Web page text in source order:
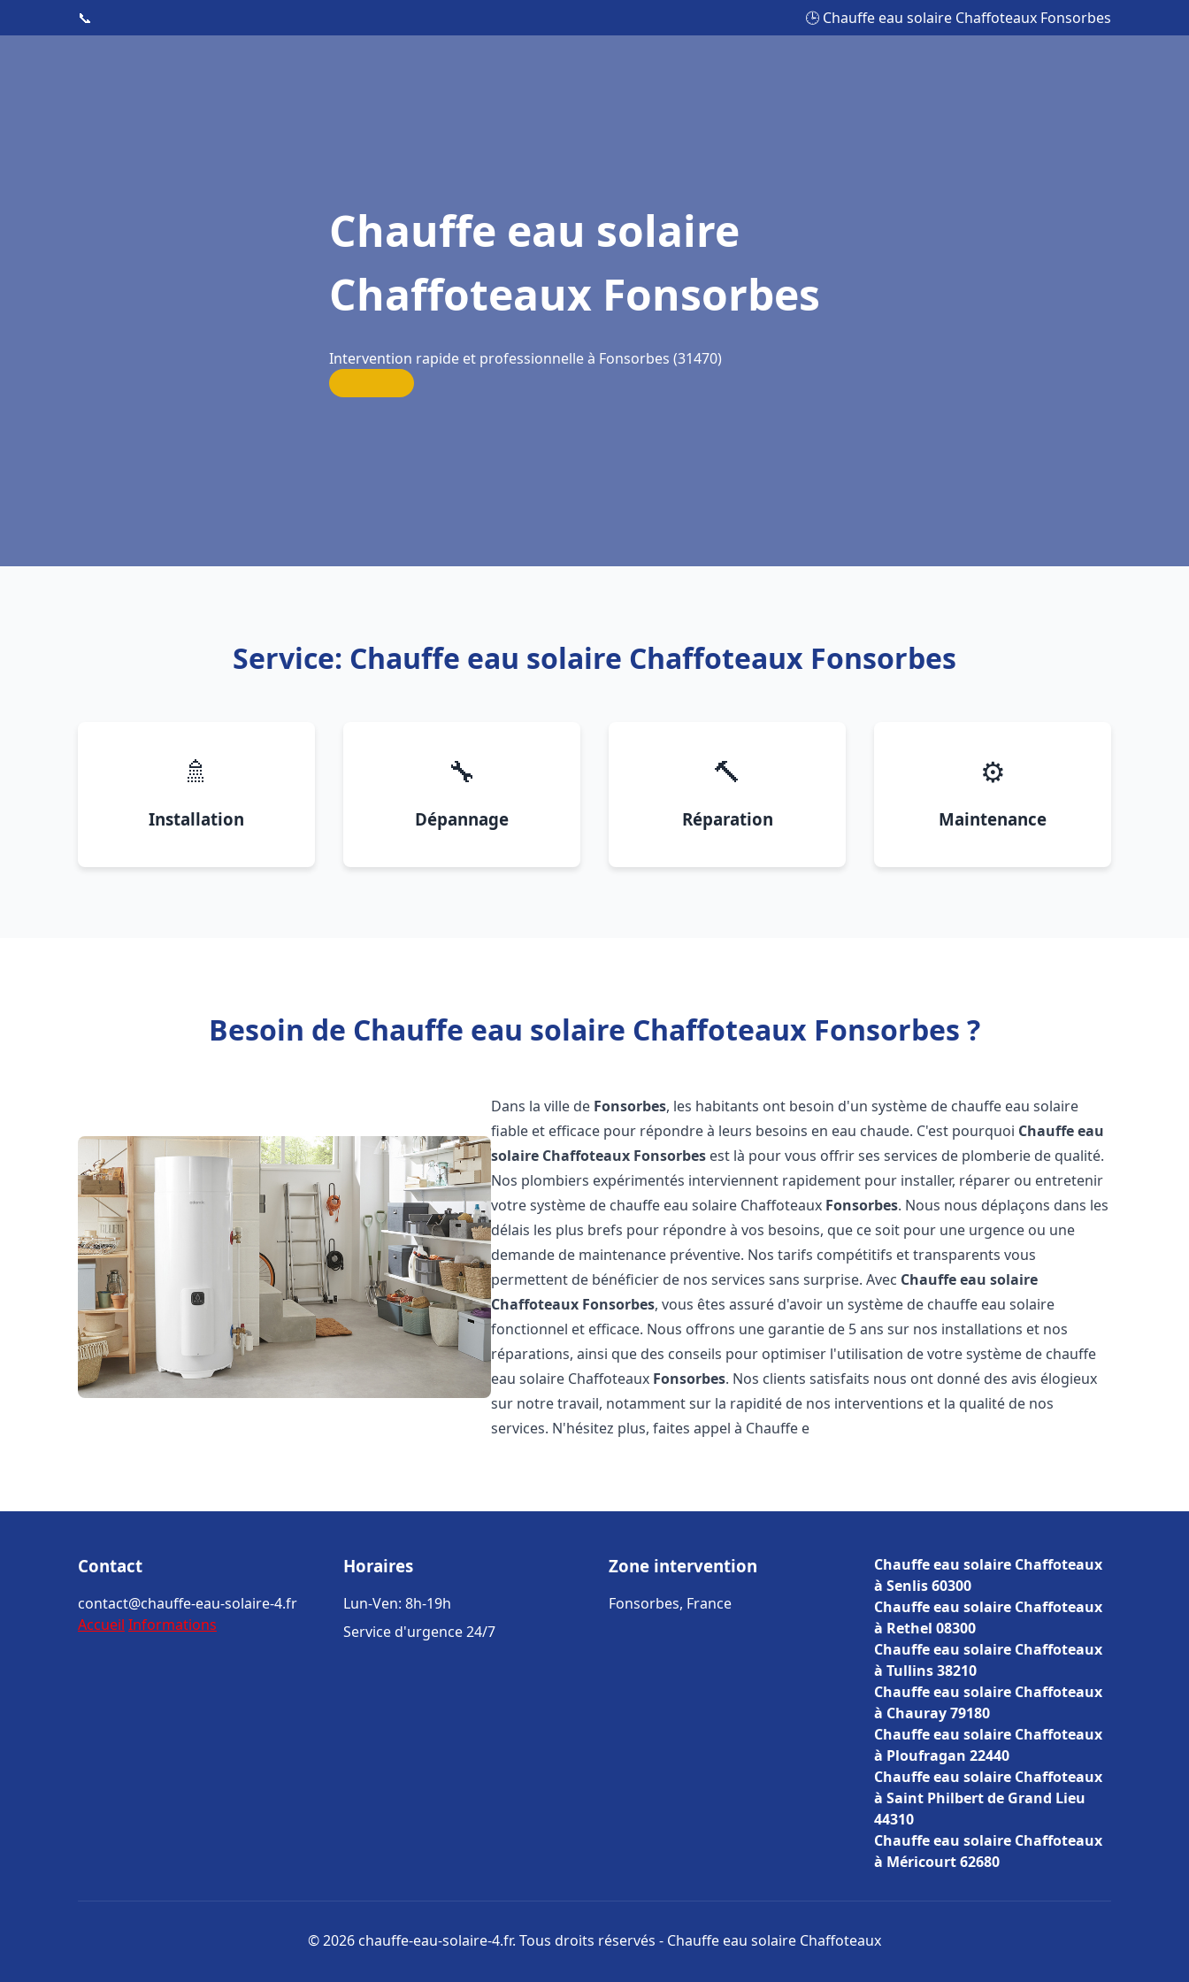
📞 🕒 Chauffe eau solaire Chaffoteaux Fonsorbes
Chauffe eau solaire
Chaffoteaux Fonsorbes
Intervention rapide et professionnelle à Fonsorbes (31470)
Service: Chauffe eau solaire Chaffoteaux Fonsorbes
🚿
Installation
🔧
Dépannage
🔨
Réparation
⚙️
Maintenance
Besoin de Chauffe eau solaire Chaffoteaux Fonsorbes ?
Dans la ville de Fonsorbes, les habitants ont besoin d'un système de chauffe eau solaire
fiable et efficace pour répondre à leurs besoins en eau chaude. C'est pourquoi Chauffe eau
solaire Chaffoteaux Fonsorbes est là pour vous offrir ses services de plomberie de qualité.
Nos plombiers expérimentés interviennent rapidement pour installer, réparer ou entretenir
votre système de chauffe eau solaire Chaffoteaux Fonsorbes. Nous nous déplaçons dans les
délais les plus brefs pour répondre à vos besoins, que ce soit pour une urgence ou une
demande de maintenance préventive. Nos tarifs compétitifs et transparents vous
permettent de bénéficier de nos services sans surprise. Avec Chauffe eau solaire
Chaffoteaux Fonsorbes, vous êtes assuré d'avoir un système de chauffe eau solaire
fonctionnel et efficace. Nous offrons une garantie de 5 ans sur nos installations et nos
réparations, ainsi que des conseils pour optimiser l'utilisation de votre système de chauffe
eau solaire Chaffoteaux Fonsorbes. Nos clients satisfaits nous ont donné des avis élogieux
sur notre travail, notamment sur la rapidité de nos interventions et la qualité de nos
services. N'hésitez plus, faites appel à Chauffe e
Contact
contact@chauffe-eau-solaire-4.fr
Accueil Informations
Horaires
Lun-Ven: 8h-19h
Service d'urgence 24/7
Zone intervention
Fonsorbes, France
Chauffe eau solaire Chaffoteaux
à Senlis 60300
Chauffe eau solaire Chaffoteaux
à Rethel 08300
Chauffe eau solaire Chaffoteaux
à Tullins 38210
Chauffe eau solaire Chaffoteaux
à Chauray 79180
Chauffe eau solaire Chaffoteaux
à Ploufragan 22440
Chauffe eau solaire Chaffoteaux
à Saint Philbert de Grand Lieu
44310
Chauffe eau solaire Chaffoteaux
à Méricourt 62680
© 2026 chauffe-eau-solaire-4.fr. Tous droits réservés - Chauffe eau solaire Chaffoteaux